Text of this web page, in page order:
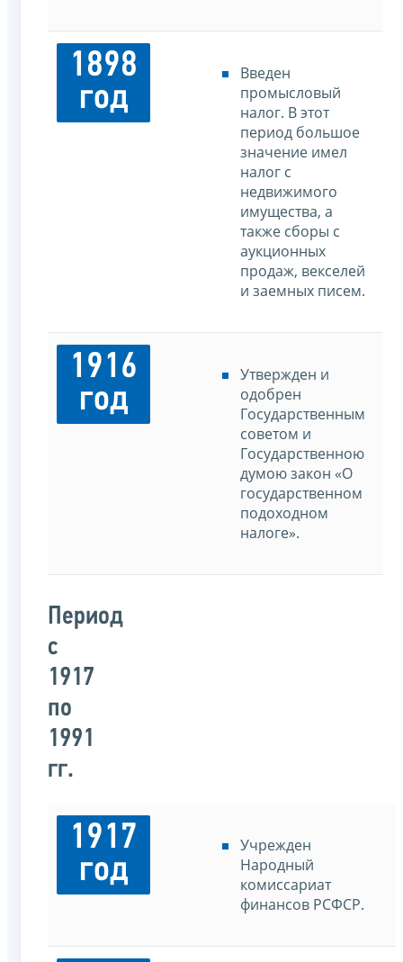
1898
год
Введен
промысловый
налог. В этот
период большое
значение имел
налог с
недвижимого
имущества, а
также сборы с
аукционных
продаж, векселей
и заемных писем.
1916
год
Утвержден и
одобрен
Государственным
советом и
Государственною
думою закон «О
государственном
подоходном
налоге».
Период
с
1917
по
1991
гг.
1917
год
Учрежден
Народный
комиссариат
финансов РСФСР.